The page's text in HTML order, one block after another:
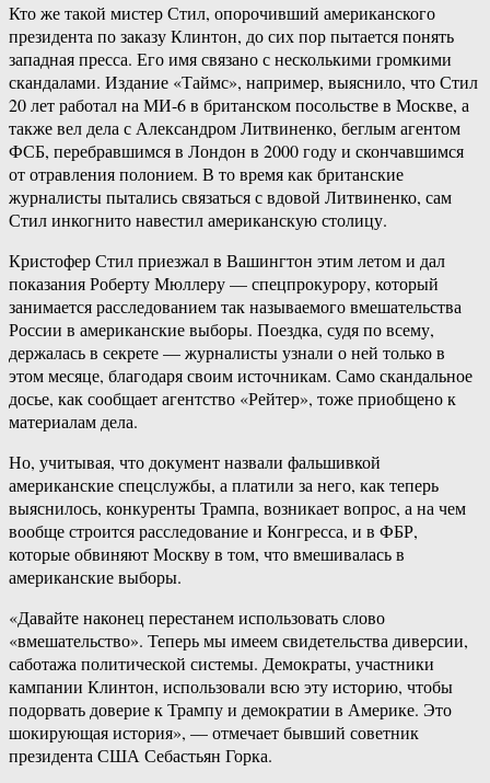
Кто же такой мистер Стил, опорочивший американского
президента по заказу Клинтон, до сих пор пытается понять
западная пресса. Его имя связано с несколькими громкими
скандалами. Издание «Таймс», например, выяснило, что Стил
20 лет работал на МИ-6 в британском посольстве в Москве, а
также вел дела с Александром Литвиненко, беглым агентом
ФСБ, перебравшимся в Лондон в 2000 году и скончавшимся
от отравления полонием. В то время как британские
журналисты пытались связаться с вдовой Литвиненко, сам
Стил инкогнито навестил американскую столицу.
Кристофер Стил приезжал в Вашингтон этим летом и дал
показания Роберту Мюллеру — спецпрокурору, который
занимается расследованием так называемого вмешательства
России в американские выборы. Поездка, судя по всему,
держалась в секрете — журналисты узнали о ней только в
этом месяце, благодаря своим источникам. Само скандальное
досье, как сообщает агентство «Рейтер», тоже приобщено к
материалам дела.
Но, учитывая, что документ назвали фальшивкой
американские спецслужбы, а платили за него, как теперь
выяснилось, конкуренты Трампа, возникает вопрос, а на чем
вообще строится расследование и Конгресса, и в ФБР,
которые обвиняют Москву в том, что вмешивалась в
американские выборы.
«Давайте наконец перестанем использовать слово
«вмешательство». Теперь мы имеем свидетельства диверсии,
саботажа политической системы. Демократы, участники
кампании Клинтон, использовали всю эту историю, чтобы
подорвать доверие к Трампу и демократии в Америке. Это
шокирующая история», — отмечает бывший советник
президента США Себастьян Горка.